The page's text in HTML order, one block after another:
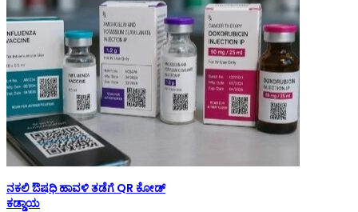
ನಕಲಿ ಔಷಧಿ ಹಾವಳಿ ತಡೆಗೆ QR ಕೋಡ್
ಕಡ್ಡಾಯ